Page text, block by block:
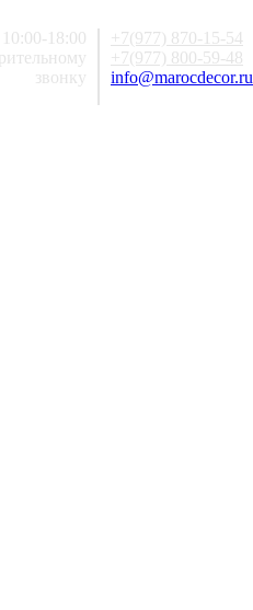
+7(977) 870-15-54
+7(977) 800-59-48
info@marocdecor.ru
18:00
звонку